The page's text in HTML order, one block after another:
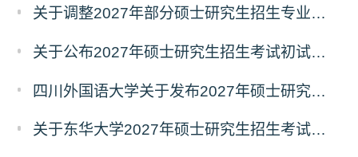
关于调整2027年部分硕士研究生招生专业初试考试科目的公告（持续更新中）
关于公布2027年硕士研究生招生考试初试自命题科目考试大纲的通知
四川外国语大学关于发布2027年硕士研究生招生考试自命题科目大纲的公告
关于东华大学2027年硕士研究生招生考试（初试）招生目录拟调整公告（一）